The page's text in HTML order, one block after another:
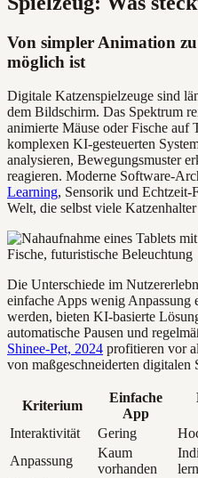
Von simpler Animation
möglich ist
Digitale Katzenspielzeuge sind
dem Bildschirm. Das Spektrum
animierte Mäuse oder Fische auf
komplexen KI-gesteuerten
analysieren, Bewegungsmuster
reagieren. Moderne Software-
Learning, Sensorik und Echtzeit-
Welt, die selbst viele
Die Unterschiede im
einfache Apps wenig
werden, bieten KI-basierte
automatische Pausen und
Shinee-Pet, 2024 profitieren vor
von maßgeschneiderten digitalen
Kriterium
Einfache
App
Interaktivität
Gering
Anpassung
Kaum
vorhanden